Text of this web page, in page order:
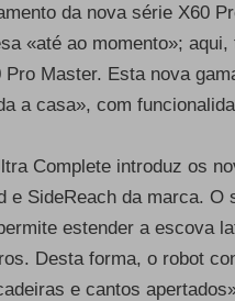
da nova série X60
«até ao momento»;
Master. Esta nova
a casa», com
Complete introduz os
e SideReach da marca.
estender a escova
Desta forma, o robot
e cantos